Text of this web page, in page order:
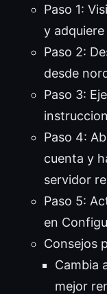
Paso 1:
y
Paso 2:
desde
Paso 3:
Paso 4:
cuenta y
servidor
Paso 5:
en
Consejos
Cambia
mejor